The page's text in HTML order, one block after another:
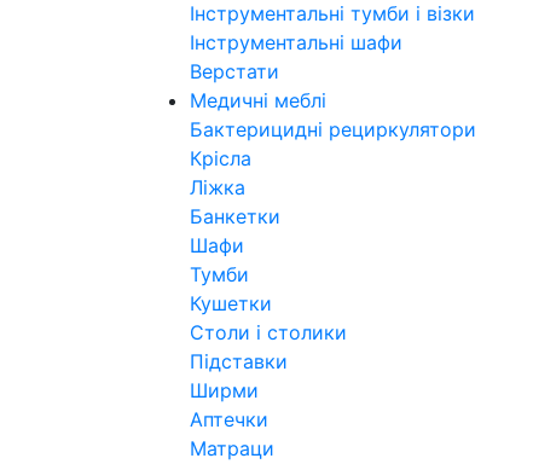
Інструментальні тумби і візки
Інструментальні шафи
Верстати
Медичні меблі
Бактерицидні рециркулятори
Крісла
Ліжка
Банкетки
Шафи
Тумби
Кушетки
Столи і столики
Підставки
Ширми
Аптечки
Матраци